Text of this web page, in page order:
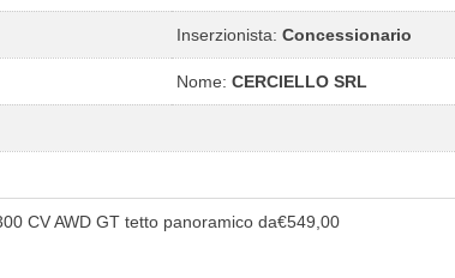
Inserzionista: Concessionario
Nome: CERCIELLO SRL
CV AWD GT tetto panoramico da€549,00